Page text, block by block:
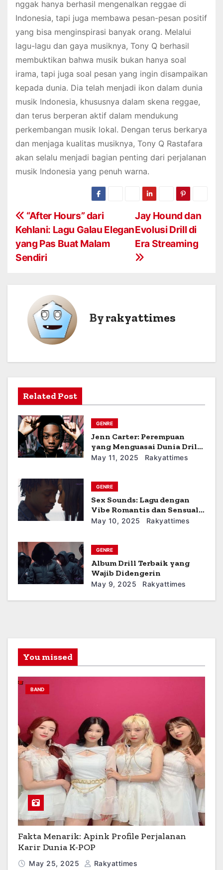
nggak hanya berhasil mengenalkan reggae di
Indonesia, tapi juga membawa pesan-pesan positif
yang bisa menginspirasi banyak orang. Melalui
lagu-lagu dan gaya musiknya, Tony Q berhasil
membuktikan bahwa musik bukan hanya soal
irama, tapi juga soal pesan yang ingin disampaikan
kepada dunia. Dia telah menjadi ikon dalam dunia
musik Indonesia, khususnya dalam skena reggae,
dan terus berperan aktif dalam mendukung
perkembangan musik lokal. Dengan terus berkarya
dan menjaga kualitas musiknya, Tony Q Rastafara
akan selalu menjadi bagian penting dari perjalanan
musik Indonesia yang penuh warna.
P
o
s
i
t
i
o
n
Jay Hound dan
Evolusi Drill di
Era Streaming
“After Hours” dari
Kehlani: Lagu Galau Elegan
yang Pas Buat Malam
Sendiri
Byrakyattimes
Related Post
GENRE
Jenn Carter: Perempuan
yang Menguasai Dunia Drill
Rap
May 11, 2025 Rakyattimes
GENRE
Sex Sounds: Lagu dengan
Vibe Romantis dan Sensual
dari Lil Tjay
May 10, 2025 Rakyattimes
GENRE
Album Drill Terbaik yang
Wajib Didengerin
May 9, 2025 Rakyattimes
You missed
BAND
Fakta Menarik: Apink Profile Perjalanan
Karir Dunia K-POP
May 25, 2025 Rakyattimes